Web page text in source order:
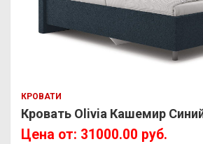
КРОВАТИ
Кровать Olivia Кашемир
Цена от: 31000.00 руб.